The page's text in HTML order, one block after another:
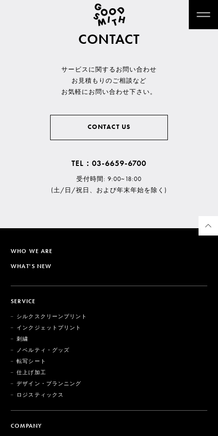
CONTACT
サービスに関するお問い合わせ
お見積もりのご相談など
お気軽にお問い合わせ下さい。
CONTACT US
TEL：03-6659-6700
受付時間: 9:00~18:00
(土/日/祝日、および年末年始を除く)
WHO WE ARE
WHAT'S NEW
SERVICE
シルクスクリーンプリント
インクジェットプリント
刺繍
ノベルティ・グッズ
転写シート
仕上げ加工
デザイン・プランニング
ロジスティックス
COMPANY